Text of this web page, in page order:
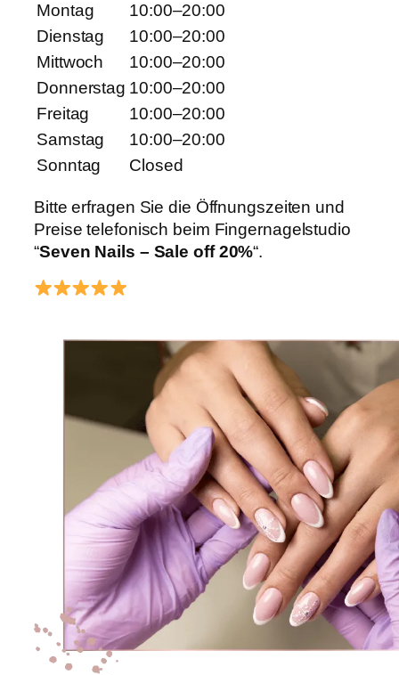
Montag
10:00–20:00
Dienstag
10:00–20:00
Mittwoch
10:00–20:00
Donnerstag 10:00–20:00
Freitag
10:00–20:00
Samstag
10:00–20:00
Sonntag
Closed
Bitte erfragen Sie die Öffnungszeiten und
Preise telefonisch beim Fingernagelstudio
“Seven Nails – Sale off 20%“.